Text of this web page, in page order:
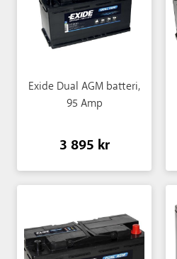
Exide Dual AGM batteri,
95 Amp
3 895 kr